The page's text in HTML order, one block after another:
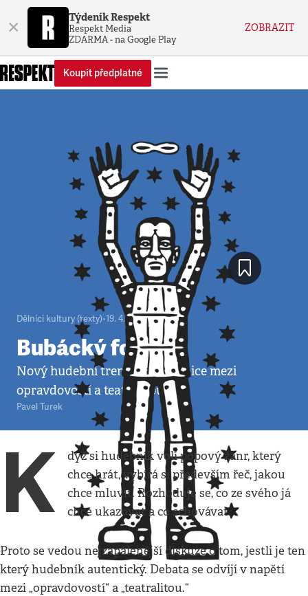
× Týdeník Respekt
Respekt Media
ZDARMA - na Google Play
ZOBRAZIT
Koupit předplatné
Dělníci kultury (texty)•19. 4. 2012•2minuty
Bubácký folk
Nový hudební trend stírá hranice mezi
opravdovostí a teatralitou
Pavel Turek
K
dyž si hudebník volí popový žánr, který
chce hrát, vybírá si především řeč, jakou
chce mluvit. Rozhoduje se, co ze svého já
chce ukazovat a co schovávat.
Proto se vedou nejzapálenější diskuze o tom, jestli je ten
který hudebník autentický. Debata se odvíjí v napětí
mezi „opravdovostí“ a „teatralitou.“